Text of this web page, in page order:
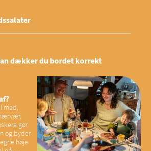
dækker du bordet korrekt
mad,
gør
og byder
høje